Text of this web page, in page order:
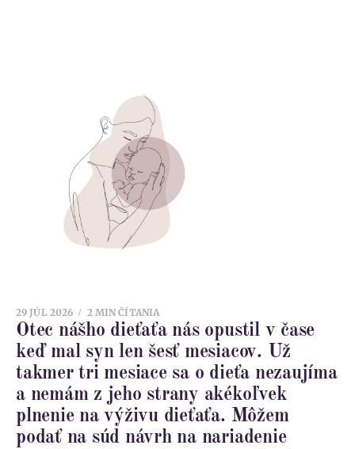
Otec nášho dieťaťa nás opustil v čase
keď mal syn len šesť mesiacov. Už
takmer tri mesiace sa o dieťa nezaujíma
a nemám z jeho strany akékoľvek
plnenie na výživu dieťaťa. Môžem
podať na súd návrh na nariadenie
29 JÚL 2026 2 MIN ČÍTANIA